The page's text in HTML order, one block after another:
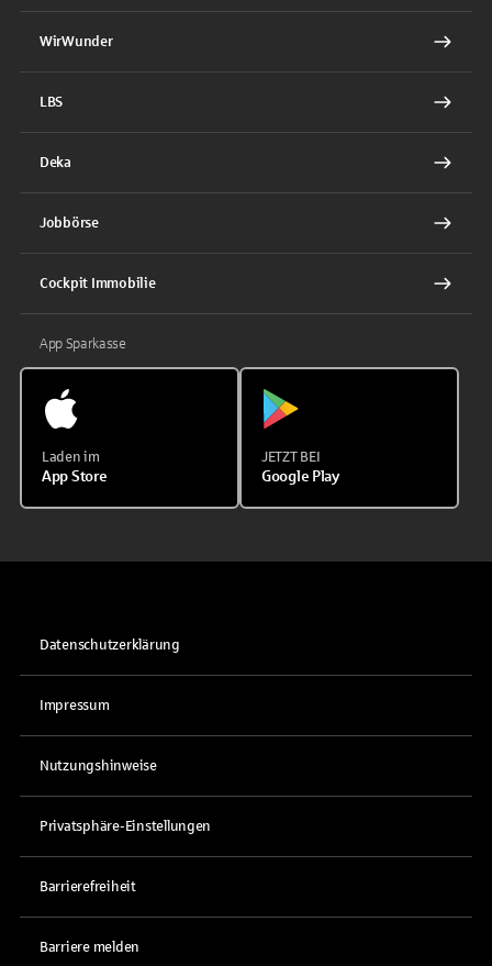
WirWunder
LBS
Deka
Jobbörse
Cockpit Immobilie
App Sparkasse
Laden im
App Store
JETZT BEI
Google Play
Datenschutzerklärung
Impressum
Nutzungshinweise
Privatsphäre-Einstellungen
Barrierefreiheit
Barriere melden